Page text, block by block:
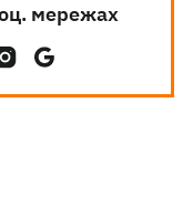
мережах